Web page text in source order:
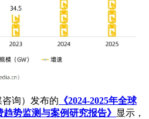
询）发布的 《2024-2025年全球
势监测与案例研究报告》 显示，